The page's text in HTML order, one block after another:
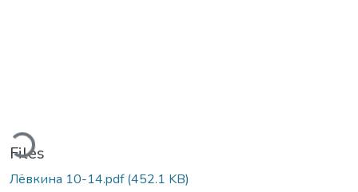
Files
Лёвкина 10-14.pdf(452.1 KB)